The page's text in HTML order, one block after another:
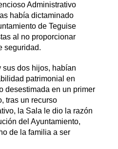
Administrativo
había dictaminado
de Teguise
al no proporcionar
seguridad.
sus dos hijos, habían
patrimonial en
desestimada en un primer
tras un recurso
la Sala le dio la razón
del Ayuntamiento,
de la familia a ser